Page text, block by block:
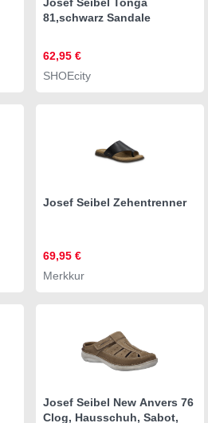
81,schwarz Sandale
62,95 €
SHOEcity
Josef Seibel Zehentrenner
69,95 €
Merkkur
Josef Seibel New Anvers 76
Clog, Hausschuh, Sabot,